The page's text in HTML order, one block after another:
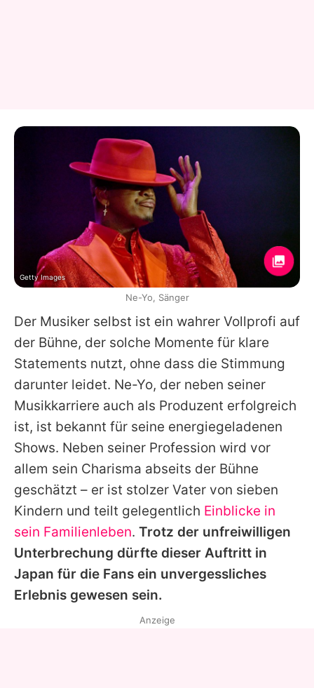
Der Musiker selbst ist ein wahrer Vollprofi auf
der Bühne, der solche Momente für klare
Statements nutzt, ohne dass die Stimmung
darunter leidet. Ne-Yo, der neben seiner
Musikkarriere auch als Produzent erfolgreich
ist, ist bekannt für seine energiegeladenen
Shows. Neben seiner Profession wird vor
allem sein Charisma abseits der Bühne
geschätzt – er ist stolzer Vater von sieben
Kindern und teilt gelegentlich Einblicke in
sein Familienleben. Trotz der unfreiwilligen
Unterbrechung dürfte dieser Auftritt in
Japan für die Fans ein unvergessliches
Erlebnis gewesen sein.
Getty Images
Ne-Yo, Sänger
Anzeige